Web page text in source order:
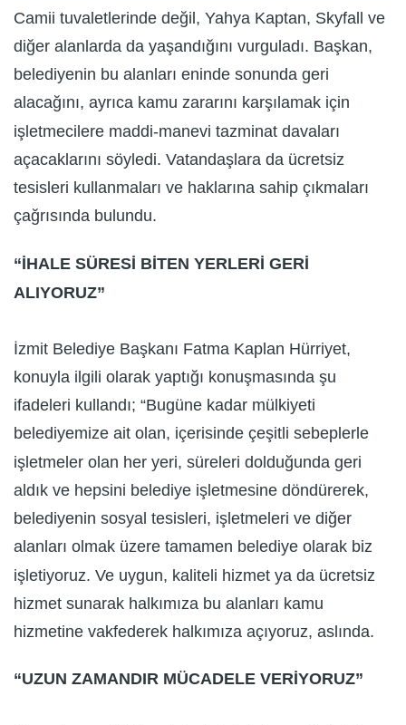
Camii tuvaletlerinde değil, Yahya Kaptan, Skyfall ve
diğer alanlarda da yaşandığını vurguladı. Başkan,
belediyenin bu alanları eninde sonunda geri
alacağını, ayrıca kamu zararını karşılamak için
işletmecilere maddi-manevi tazminat davaları
açacaklarını söyledi. Vatandaşlara da ücretsiz
tesisleri kullanmaları ve haklarına sahip çıkmaları
çağrısında bulundu.
“İHALE SÜRESİ BİTEN YERLERİ GERİ
ALIYORUZ”
İzmit Belediye Başkanı Fatma Kaplan Hürriyet,
konuyla ilgili olarak yaptığı konuşmasında şu
ifadeleri kullandı; “Bugüne kadar mülkiyeti
belediyemize ait olan, içerisinde çeşitli sebeplerle
işletmeler olan her yeri, süreleri dolduğunda geri
aldık ve hepsini belediye işletmesine döndürerek,
belediyenin sosyal tesisleri, işletmeleri ve diğer
alanları olmak üzere tamamen belediye olarak biz
işletiyoruz. Ve uygun, kaliteli hizmet ya da ücretsiz
hizmet sunarak halkımıza bu alanları kamu
hizmetine vakfederek halkımıza açıyoruz, aslında.
“UZUN ZAMANDIR MÜCADELE VERİYORUZ”